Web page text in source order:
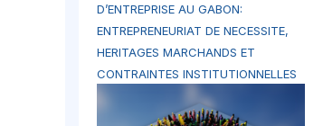
D’ENTREPRISE AU GABON:
ENTREPRENEURIAT DE NECESSITE,
HERITAGES MARCHANDS ET
CONTRAINTES INSTITUTIONNELLES